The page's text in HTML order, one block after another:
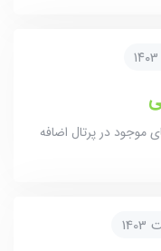
موجود در پرتال اضافه